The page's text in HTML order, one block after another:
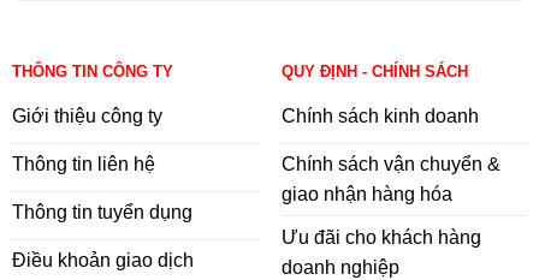
THÔNG TIN CÔNG TY
Giới thiệu công ty
Thông tin liên hệ
Thông tin tuyển dụng
Điều khoản giao dịch
QUY ĐỊNH - CHÍNH SÁCH
Chính sách kinh doanh
Chính sách vận chuyển &
giao nhận hàng hóa
Ưu đãi cho khách hàng
doanh nghiệp